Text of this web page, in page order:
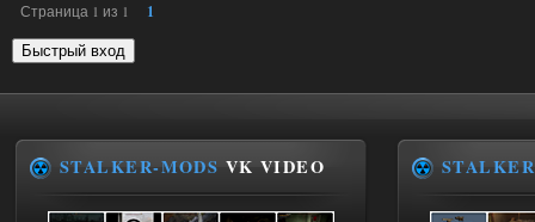
Страница 1 из 1 1
STALKER-MODS VK VIDEO